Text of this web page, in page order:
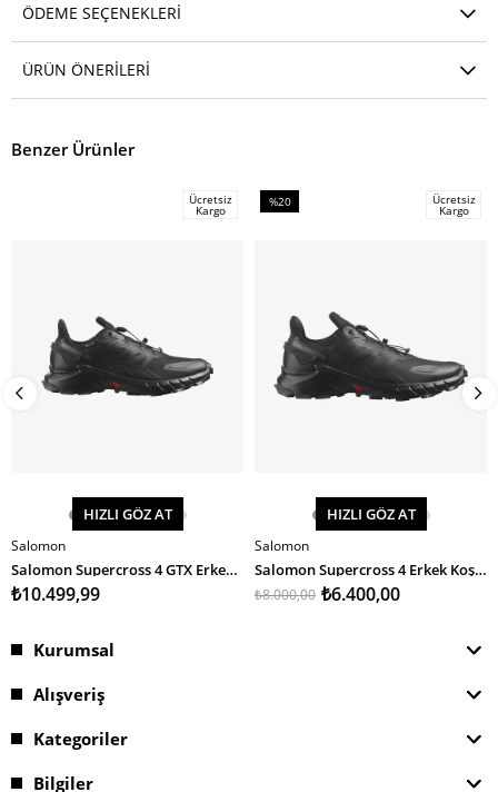
ÖDEME SEÇENEKLERI
ÜRÜN ÖNERILERI
Benzer Ürünler
SEPETE EKLE
Ücretsiz
Kargo
HIZLI GÖZ AT
Salomon
Salomon Supercross 4 GTX Erkek Koşu Ayakkabısı
₺10.499,99
SEPETE EKLE
%20
Ücretsiz
Kargo
HIZLI GÖZ AT
Salomon
Salomon Supercross 4 Erkek Koşu Ayakkabısı
₺6.400,00
₺8.000,00
Kurumsal
Alışveriş
Kategoriler
Bilgiler